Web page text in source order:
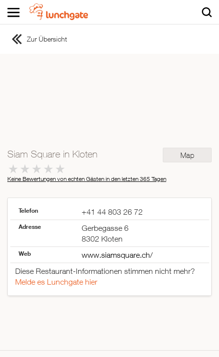
ZUR STARTSEITE
Mexikanisch
Spanisch
Zur Übersicht
Map
Siam Square in Kloten
Keine Bewertungen von echten Gästen in den letzten 365 Tagen
Telefon +41 44 803 26 72
Adresse
Gerbegasse 6
8302 Kloten
Web
www.siamsquare.ch/
Diese Restaurant-Informationen stimmen nicht mehr?
Melde es Lunchgate hier